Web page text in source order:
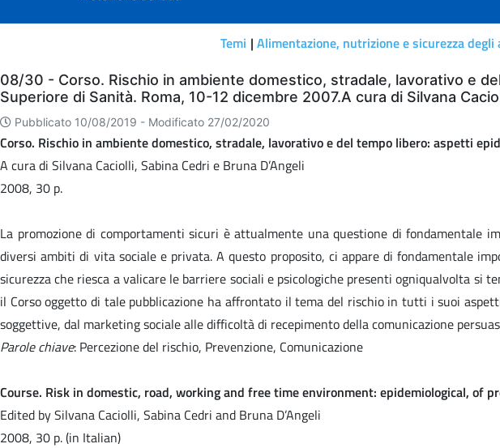
Temi Alimentazione, nutrizione e sicurezza degli
Chi siamo
08/30 - Corso. Rischio in ambiente domestico, stradale, lavorativo e
Superiore di Sanità. Roma, 10-12 dicembre 2007.A cura di Silvana
Pubblicato 10/08/2019 - Modificato 27/02/2020
Corso. Rischio in ambiente domestico, stradale, lavorativo e del tempo libero: aspetti
A cura di Silvana Caciolli, Sabina Cedri e Bruna D’Angeli
2008, 30 p.
La promozione di comportamenti sicuri è attualmente una questione di
diversi ambiti di vita sociale e privata. A questo proposito, ci appare di fondamentale
sicurezza che riesca a valicare le barriere sociali e psicologiche presenti ogniqualvolta
il Corso oggetto di tale pubblicazione ha affrontato il tema del rischio in tutti i suoi
soggettive, dal marketing sociale alle difficoltà di recepimento della comunicazione
Parole chiave: Percezione del rischio, Prevenzione, Comunicazione
Course. Risk in domestic, road, working and free time environment: epidemiological, of
Edited by Silvana Caciolli, Sabina Cedri and Bruna D’Angeli
2008, 30 p. (in Italian)